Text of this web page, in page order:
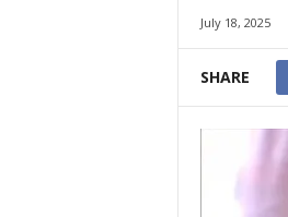
July 18, 2025
SHARE